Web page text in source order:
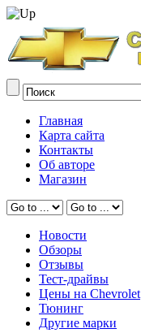
Главная
Карта сайта
Контакты
Об авторе
Магазин
Новости
Обзоры
Отзывы
Тест-драйвы
Цены на Chevrolet
Тюнинг
Другие марки